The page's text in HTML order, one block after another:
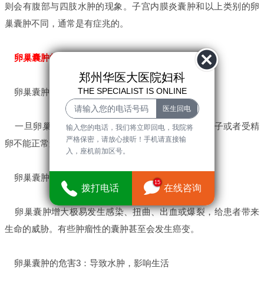
则会有腹部与四肢水肿的现象。子宫内膜炎囊肿和以上类别的卵
巢囊肿不同，通常是有症兆的。
卵巢囊肿的危害：
卵巢囊肿的危害1：卵巢囊肿导致不孕，影响生育
一旦卵巢囊肿变大或者变性，就有可能使精子、卵子或者受精
卵不能正常运行，从而影响生育，导致不孕的恶果。
卵巢囊肿的危害2：发生癌变，威胁生命
卵巢囊肿增大极易发生感染、扭曲、出血或爆裂，给患者带来
生命的威胁。有些肿瘤性的囊肿甚至会发生癌变。
卵巢囊肿的危害3：导致水肿，影响生活
郑州华医大医院妇科
THE SPECIALIST IS ONLINE
输入您的电话，我们将立即回电，我院将
严格保密，请放心接听！手机请直接输
入，座机前加区号。
拨打电话
15
在线咨询